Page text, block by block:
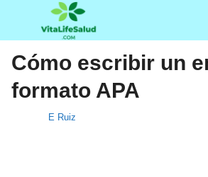
Cómo escribir un
formato APA
E Ruiz